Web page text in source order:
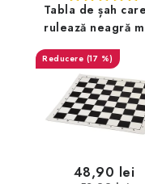
Tabla de șah
rulează neagră
(17 %)
48,90 lei